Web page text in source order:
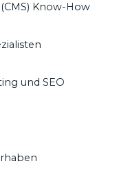
Know-How
und SEO